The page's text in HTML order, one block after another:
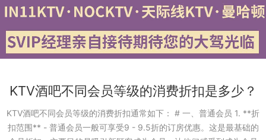
KTV酒吧不同会员等级的消费折扣是多少？
KTV酒吧不同会员等级的消费折扣通常如下： # 一、普通会员 1. **折
扣范围** - 普通会员一般可享受9 - 9.5折的订房优惠。这是最基础的